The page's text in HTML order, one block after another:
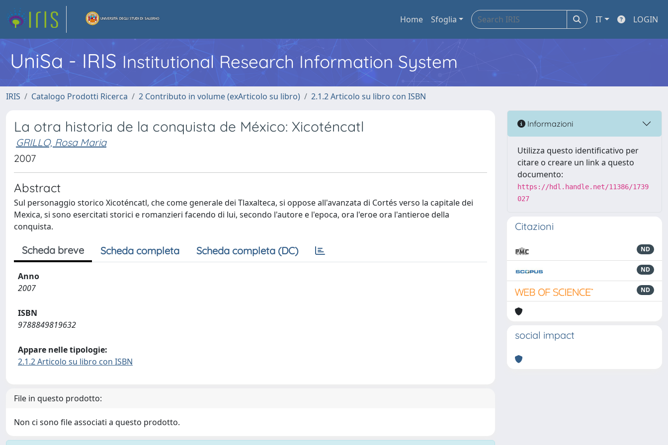
Home Sfoglia IT LOGIN
UniSa - IRIS Institutional Research Information System
IRIS Catalogo Prodotti Ricerca 2 Contributo in volume (exArticolo su libro) 2.1.2 Articolo su libro con ISBN
La otra historia de la conquista de México: Xicoténcatl
GRILLO, Rosa Maria
2007
Abstract
Sul personaggio storico Xicoténcatl, che come generale dei Tlaxalteca, si oppose all'avanzata di Cortés verso la capitale dei
Mexica, si sono esercitati storici e romanzieri facendo di lui, secondo l'autore e l'epoca, ora l'eroe ora l'antieroe della
conquista.
Scheda breve Scheda completa Scheda completa (DC)
Anno
2007
ISBN
9788849819632
Appare nelle tipologie:
2.1.2 Articolo su libro con ISBN
File in questo prodotto:
Non ci sono file associati a questo prodotto.
Informazioni
Utilizza questo identificativo per
citare o creare un link a questo
documento:
https://hdl.handle.net/11386/1739
027
Citazioni
ND
ND
ND
social impact